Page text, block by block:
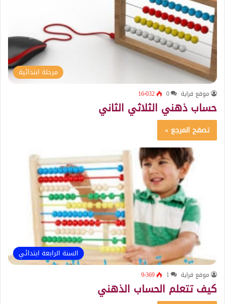
مرحلة ابتدائية
موقع قراية 0 16٬032
حساب ذهني الثلاثي الثاني
تصفح المرجع »
السنة الرابعة ابتدائي
موقع قراية 1 9٬369
كيف تتعلم الحساب الذهني